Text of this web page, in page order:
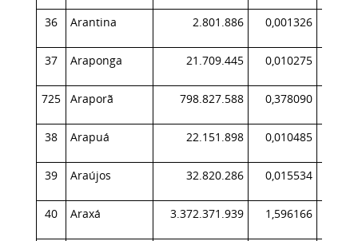
36 Arantina 2.801.886 0,001326
37 Araponga 21.709.445 0,010275
725 Araporã 798.827.588 0,378090
38 Arapuá 22.151.898 0,010485
39 Araújos 32.820.286 0,015534
40 Araxá 3.372.371.939 1,596166